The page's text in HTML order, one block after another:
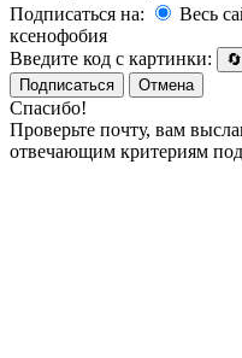
Подписаться на:
Весь
ксенофобия
Введите код с картинки:
🔄
Подписаться
Отмена
Спасибо!
Проверьте почту, вам
отвечающим критериям